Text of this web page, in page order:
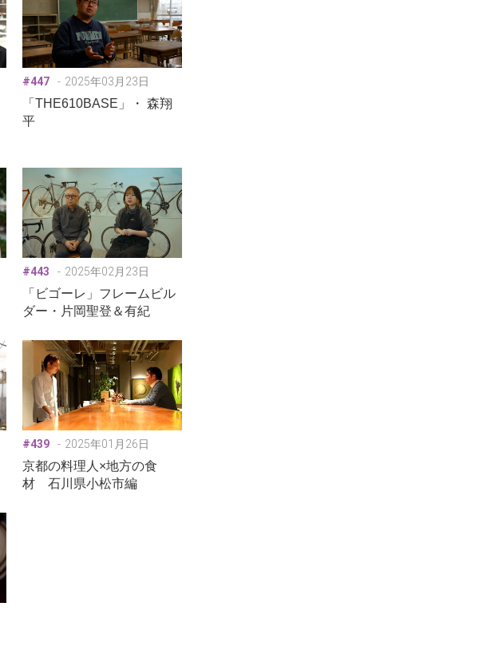
#447 2025年03月23日
「THE610BASE」・ 森翔
平
#443 2025年02月23日
「ビゴーレ」フレームビル
ダー・片岡聖登＆有紀
#439 2025年01月26日
京都の料理人×地方の食
材 石川県小松市編